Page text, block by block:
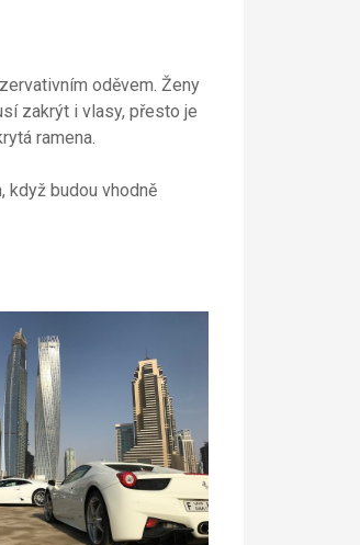
oděvem. Ženy
zakrýt i vlasy, přesto je
ramena.
když budou vhodně